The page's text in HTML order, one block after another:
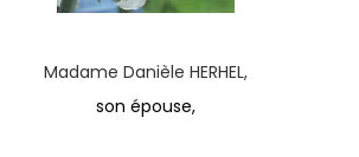
Madame Danièle HERHEL,
son épouse,